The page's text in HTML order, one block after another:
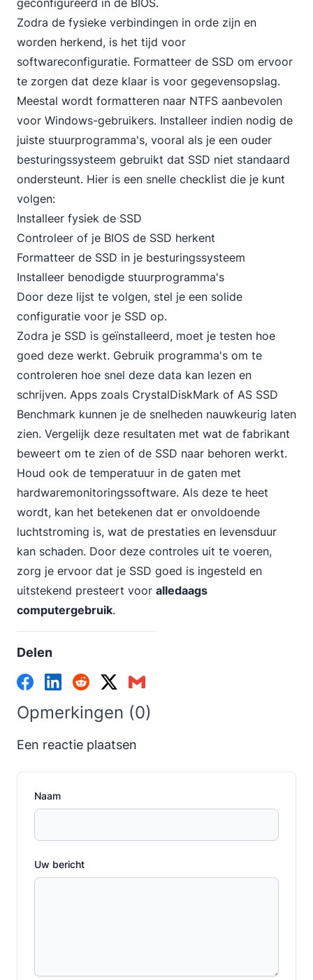
geconfigureerd in de BIOS.
Zodra de fysieke verbindingen in orde zijn en
worden herkend, is het tijd voor
softwareconfiguratie. Formatteer de SSD om ervoor
te zorgen dat deze klaar is voor gegevensopslag.
Meestal wordt formatteren naar NTFS aanbevolen
voor Windows-gebruikers. Installeer indien nodig de
juiste stuurprogramma's, vooral als je een ouder
besturingssysteem gebruikt dat SSD niet standaard
ondersteunt. Hier is een snelle checklist die je kunt
volgen:
Installeer fysiek de SSD
Controleer of je BIOS de SSD herkent
Formatteer de SSD in je besturingssysteem
Installeer benodigde stuurprogramma's
Door deze lijst te volgen, stel je een solide
configuratie voor je SSD op.
Zodra je SSD is geïnstalleerd, moet je testen hoe
goed deze werkt. Gebruik programma's om te
controleren hoe snel deze data kan lezen en
schrijven. Apps zoals CrystalDiskMark of AS SSD
Benchmark kunnen je de snelheden nauwkeurig laten
zien. Vergelijk deze resultaten met wat de fabrikant
beweert om te zien of de SSD naar behoren werkt.
Houd ook de temperatuur in de gaten met
hardwaremonitoringssoftware. Als deze te heet
wordt, kan het betekenen dat er onvoldoende
luchtstroming is, wat de prestaties en levensduur
kan schaden. Door deze controles uit te voeren,
zorg je ervoor dat je SSD goed is ingesteld en
uitstekend presteert voor alledaags
computergebruik.
Delen
Opmerkingen (0)
Een reactie plaatsen
Naam
Uw bericht